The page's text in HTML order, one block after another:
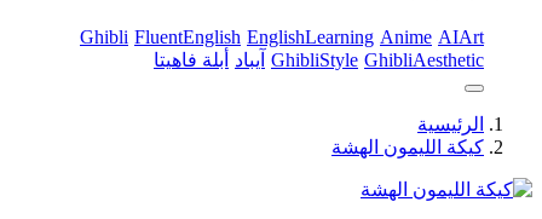
AIArt
Anime
EnglishLearning
FluentEnglish
Ghibli
GhibliAesthetic
GhibliStyle آيباد أبلة فاهيتا
الرئيسية
كيكة الليمون الهشة